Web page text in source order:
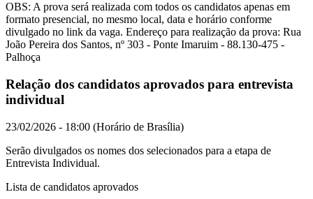
OBS: A prova será realizada com todos os candidatos apenas em
formato presencial, no mesmo local, data e horário conforme
divulgado no link da vaga. Endereço para realização da prova: Rua
João Pereira dos Santos, nº 303 - Ponte Imaruim - 88.130-475 -
Palhoça
Relação dos candidatos aprovados para entrevista
individual
23/02/2026 - 18:00 (Horário de Brasília)
Serão divulgados os nomes dos selecionados para a etapa de
Entrevista Individual.
Lista de candidatos aprovados